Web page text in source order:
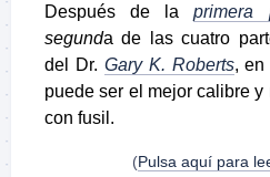
Después de laprimera
segunda de las cuatro
del Dr. Gary K. Roberts, en
puede ser el mejor calibre
con fusil.
(Pulsa aquí para